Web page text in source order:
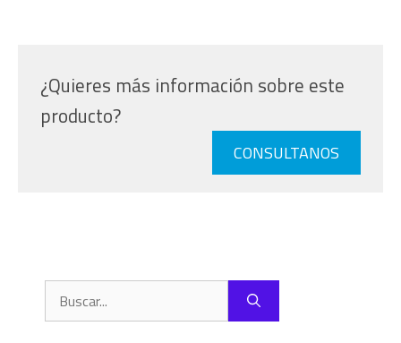
¿Quieres más información sobre este
producto?
CONSULTANOS
Buscar: